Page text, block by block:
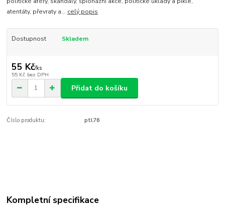
atentáty, převraty a... celý popis
Dostupnost Skladem
55 Kč/ks
55 Kč bez DPH
Přidat do košíku
Číslo produktu: ptl76
Kompletní specifikace